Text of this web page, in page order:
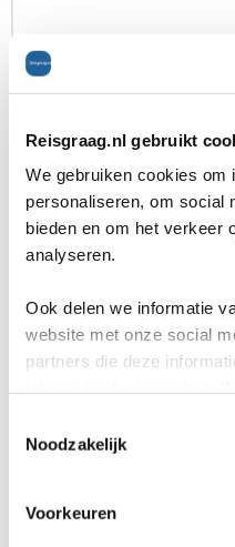
Reisgraag.nl gebruikt
We gebruiken cookies om
personaliseren, om social
bieden en om het verkeer
analyseren.
Ook delen we informatie
website met onze social
partners die deze
Noodzakelijk
Voorkeuren
10
Wij, Jolanda
genieten op
aangeboden
mooie dingen
Winterland Hasselt